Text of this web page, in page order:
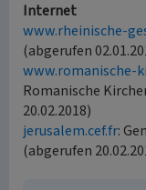
Internet
www.rheinische-
(abgerufen
www.romanische-
Romanische
20.02.2018)
jerusalem.cef.fr:
(abgerufen